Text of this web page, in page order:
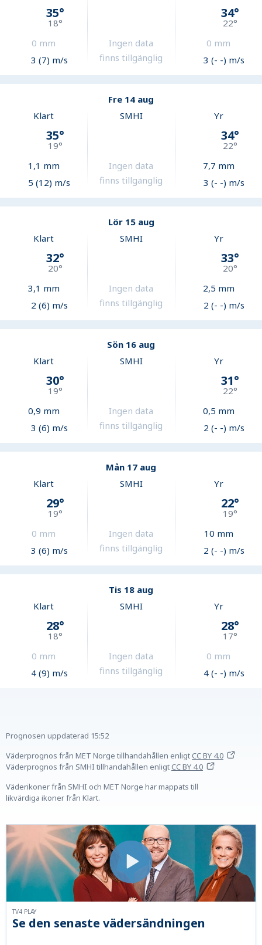
35°
18°
0 mm
3 (7) m/s
Ingen data
finns tillgänglig
34°
22°
0 mm
3 (- -) m/s
Fre 14 aug
Klart
35°
19°
1,1 mm
5 (12) m/s
SMHI
Ingen data
finns tillgänglig
Yr
34°
22°
7,7 mm
3 (- -) m/s
Lör 15 aug
Klart
32°
20°
3,1 mm
2 (6) m/s
SMHI
Ingen data
finns tillgänglig
Yr
33°
20°
2,5 mm
2 (- -) m/s
Sön 16 aug
Klart
30°
19°
0,9 mm
3 (6) m/s
SMHI
Ingen data
finns tillgänglig
Yr
31°
22°
0,5 mm
2 (- -) m/s
Mån 17 aug
Klart
29°
19°
0 mm
3 (6) m/s
SMHI
Ingen data
finns tillgänglig
Yr
22°
19°
10 mm
2 (- -) m/s
Tis 18 aug
Klart
28°
18°
0 mm
4 (9) m/s
SMHI
Ingen data
finns tillgänglig
Yr
28°
17°
0 mm
4 (- -) m/s
Prognosen uppdaterad 15:52
Väderprognos från MET Norge tillhandahållen enligtCC BY 4.0
Väderprognos från SMHI tillhandahållen enligtCC BY 4.0
Väderikoner från SMHI och MET Norge har mappats till
likvärdiga ikoner från Klart.
Se den senaste vädersändningen
TV4 PLAY